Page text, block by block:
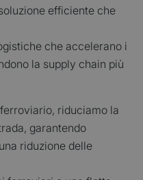
efficiente che
che accelerano i
la supply chain più
riduciamo la
garantendo
riduzione delle